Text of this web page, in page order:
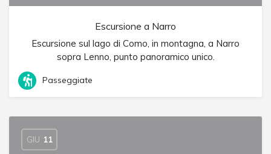
Escursione a Narro
Escursione sul lago di Como, in montagna, a Narro
sopra Lenno, punto panoramico unico.
Passeggiate
GIU 11